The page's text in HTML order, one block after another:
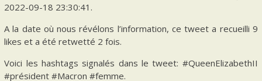
2022-09-18 23:30:41.
A la date où nous révélons l’information, ce tweet a recueilli 9
likes et a été retwetté 2 fois.
Voici les hashtags signalés dans le tweet: #QueenElizabethII
#président #Macron #femme.